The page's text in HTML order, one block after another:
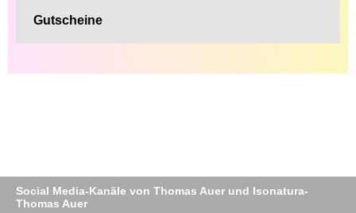
Gutscheine
Social Media-Kanäle von Thomas Auer und Isonatura-
Thomas Auer